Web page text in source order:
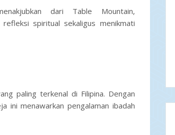
dari Table Mountain,
spiritual sekaligus menikmati
paling terkenal di Filipina. Dengan
ini menawarkan pengalaman ibadah